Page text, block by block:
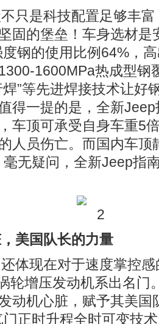
只是科技配置足够丰
固的堡垒！车身选材是
钢的使用比例64%，
1600MPa热成型钢
”等先进焊接技术让好
得一提的是，全新
车顶可承受自身车重5
人员伤亡。而国内车顶
无疑问，全新Jeep指
美国队长的力量
体现在对于速度掌控
轮增压发动机系出名门
动机心脏，赋予其美国
正时升程全时可变技